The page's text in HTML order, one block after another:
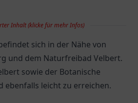
Inhalt (klicke für mehr Infos)
sich in der Nähe von
und dem Naturfreibad Velbert.
sowie der Botanische
ebenfalls leicht zu erreichen.